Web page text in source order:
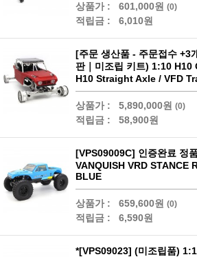
상품가 : 601,000원 (0)
적립금 : 6,010원
[주문 생산품 - 주문접수 +3
판｜미조립 키트) 1:10
H10 Straight Axle / VFD
상품가 : 5,890,000원 (0)
적립금 : 58,900원
[VPS09009C] 인증완료 정
VANQUISH VRD STANCE
BLUE
상품가 : 659,600원 (0)
적립금 : 6,590원
*[VPS09023] (미조립품)